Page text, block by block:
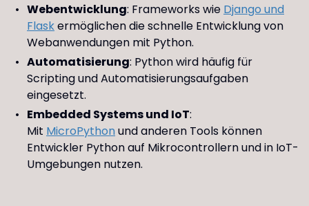
Webentwicklung: Frameworks wie Django und
Flaskermöglichen die schnelle Entwicklung von
Webanwendungen mit Python.
Automatisierung: Python wird häufig für
Scripting und Automatisierungsaufgaben
eingesetzt.
Embedded Systems und IoT:
Mit MicroPythonund anderen Tools können
Entwickler Python auf Mikrocontrollern und in IoT-
Umgebungen nutzen.